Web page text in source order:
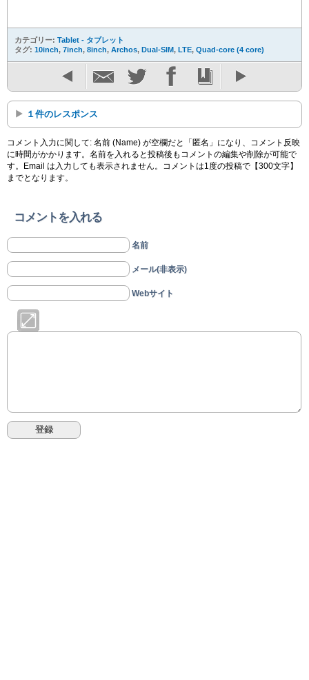
カテゴリー: Tablet - タブレット
タグ: 10inch, 7inch, 8inch, Archos, Dual-SIM, LTE, Quad-core (4 core)
１件のレスポンス
コメント入力に関して: 名前 (Name) が空欄だと「匿名」になり、コメント反映
に時間がかかります。名前を入れると投稿後もコメントの編集や削除が可能で
す。Email は入力しても表示されません。コメントは1度の投稿で【300文字】
までとなります。
コメントを入れる
名前
メール(非表示)
Webサイト